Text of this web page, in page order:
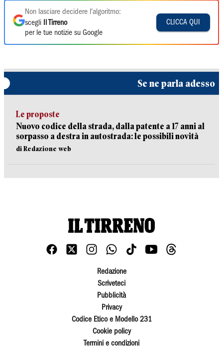
Non lasciare decidere l'algoritmo:
scegli
Il Tirreno
per le tue notizie su Google
CLICCA QUI
Se ne parla adesso
Le proposte
Nuovo codice della strada, dalla patente a 17 anni al
sorpasso a destra in autostrada: le possibili novità
di Redazione web
Redazione
Scriveteci
Pubblicità
Privacy
Codice Etico e Modello 231
Cookie policy
Termini e condizioni